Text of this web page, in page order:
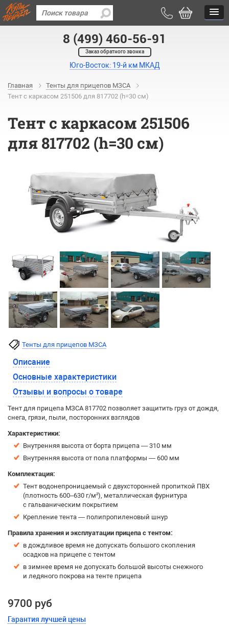
8 (499) 460-56-91
Заказ обратного звонка
Юго-Восток: 19-й км МКАД
Главная
Тенты для прицепов МЗСА
Тент с каркасом 251506 для 817702 (h=30 см)
Тент с каркасом 251506
для 817702 (h=30 см)
Тенты для прицепов МЗСА
Описание
Основные характеристики
Отзывы и вопросы о товаре
Тент для прицепа МЗСА 817702 позволяет защитить груз от дождя,
снега, грязи, пыли, посторонних взглядов
Характеристики:
Внутренняя высота от борта прицепа — 310 мм
Внутренняя высота от пола платформы — 600 мм
Комплектация:
Тент водонепроницаемый с двухсторонней пропиткой ПВХ
(плотность 600–630 г/м²), металлическая фурнитура
с гальваническим покрытием
Крепление тента — полипропиленовый шнур
Правила хранения и эксплуатации прицепа с тентом:
в дождливое время не допускать большого скопления
осадков на прицепе с тентом
в зимнее время не допускать большой высоты снежного
и ледяного покрова на тенте прицепа
9700 руб
Гарантия лучшей цены